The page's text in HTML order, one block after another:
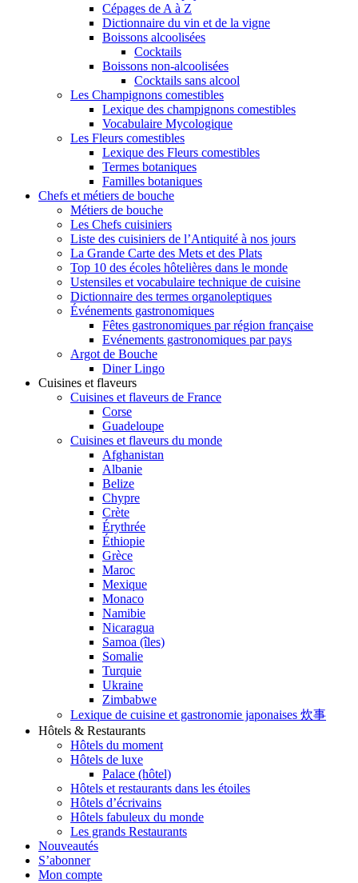
Cépages de A à Z
Dictionnaire du vin et de la vigne
Boissons alcoolisées
Cocktails
Boissons non-alcoolisées
Cocktails sans alcool
Les Champignons comestibles
Lexique des champignons comestibles
Vocabulaire Mycologique
Les Fleurs comestibles
Lexique des Fleurs comestibles
Termes botaniques
Familles botaniques
Chefs et métiers de bouche
Métiers de bouche
Les Chefs cuisiniers
Liste des cuisiniers de l’Antiquité à nos jours
La Grande Carte des Mets et des Plats
Top 10 des écoles hôtelières dans le monde
Ustensiles et vocabulaire technique de cuisine
Dictionnaire des termes organoleptiques
Événements gastronomiques
Fêtes gastronomiques par région française
Evénements gastronomiques par pays
Argot de Bouche
Diner Lingo
Cuisines et flaveurs
Cuisines et flaveurs de France
Corse
Guadeloupe
Cuisines et flaveurs du monde
Afghanistan
Albanie
Belize
Chypre
Crète
Érythrée
Éthiopie
Grèce
Maroc
Mexique
Monaco
Namibie
Nicaragua
Samoa (îles)
Somalie
Turquie
Ukraine
Zimbabwe
Lexique de cuisine et gastronomie japonaises 炊事
Hôtels & Restaurants
Hôtels du moment
Hôtels de luxe
Palace (hôtel)
Hôtels et restaurants dans les étoiles
Hôtels d’écrivains
Hôtels fabuleux du monde
Les grands Restaurants
Nouveautés
S’abonner
Mon compte